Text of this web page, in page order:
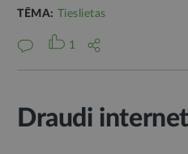
TĒMA: Tieslietas
1
Draudi